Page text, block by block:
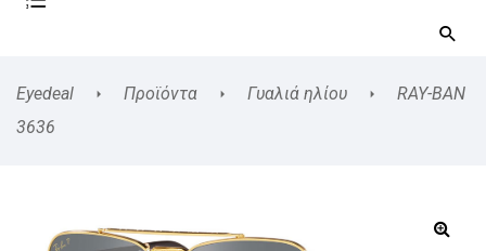
Eyedeal Προϊόντα Γυαλιά ηλίου
RAY-BAN
3636